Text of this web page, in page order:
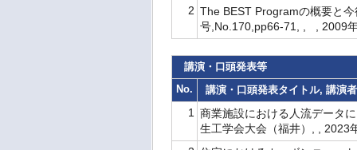
2 The BEST Programの概要と今
号,No.170,pp66-71, , , 2009
講演・口頭発表等
No.
講演・口頭発表タイトル, 講演
1
商業施設における人流データ
生工学会大会（福井）, , 2023